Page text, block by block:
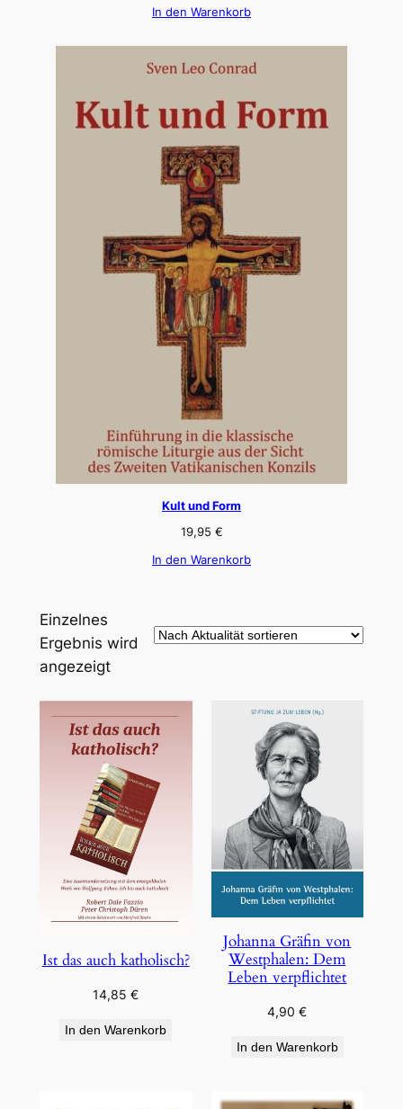
In den Warenkorb
Kult und Form
19,95 €
In den Warenkorb
Einzelnes
Ergebnis wird
angezeigt
Ist das auch katholisch?
14,85€
In den Warenkorb
Johanna Gräfin von
Westphalen: Dem
Leben verpflichtet
4,90€
In den Warenkorb